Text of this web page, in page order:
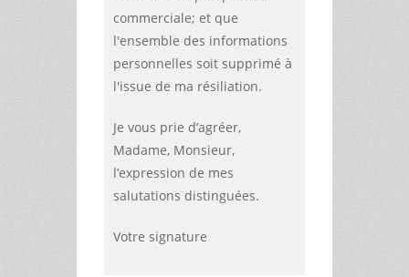
commerciale; et que
l'ensemble des informations
personnelles soit supprimé à
l'issue de ma résiliation.
Je vous prie d’agréer,
Madame, Monsieur,
l’expression de mes
salutations distinguées.
Votre signature